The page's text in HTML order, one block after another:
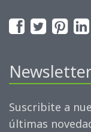
Suscribite a
últimas